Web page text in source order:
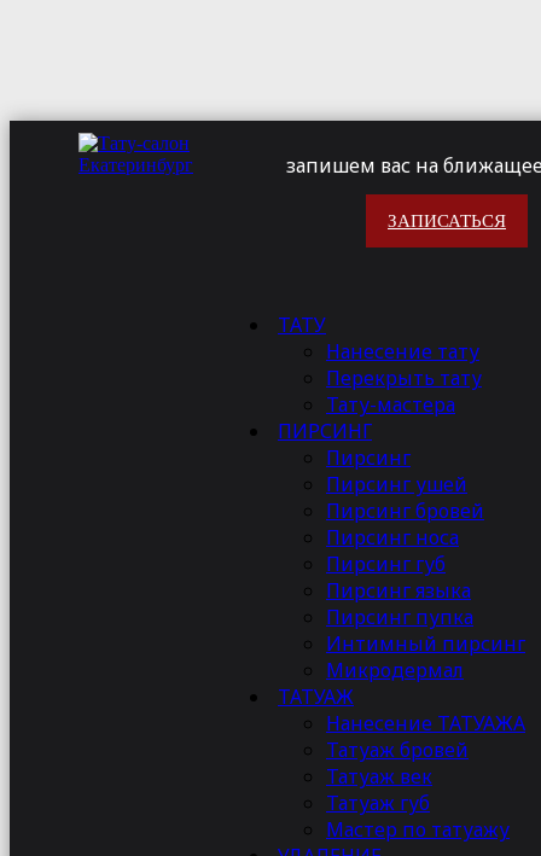
запишем вас на
ЗАПИСАТЬСЯ
ТАТУ
Нанесение тату
Перекрыть тату
Тату-мастера
ПИРСИНГ
Пирсинг
Пирсинг ушей
Пирсинг бровей
Пирсинг носа
Пирсинг губ
Пирсинг языка
Пирсинг пупка
Интимный пирсинг
Микродермал
ТАТУАЖ
Нанесение ТАТУАЖА
Татуаж бровей
Татуаж век
Татуаж губ
Мастер по татуажу
Екатерина -
Ваш
Почему
Я
этим мгновениям снова и снова.
Индивидуальный подход:Каждая женщина